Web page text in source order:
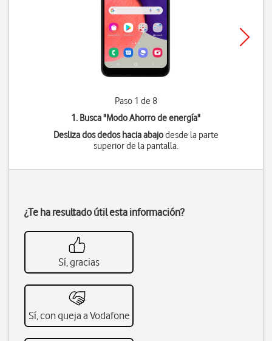
Paso 1 de 8
1. Busca "Modo Ahorro de energía"
Desliza dos dedos hacia abajodesde la parte
superior de la pantalla.
¿Te ha resultado útil esta información?
Sí, gracias
Sí, con queja a Vodafone